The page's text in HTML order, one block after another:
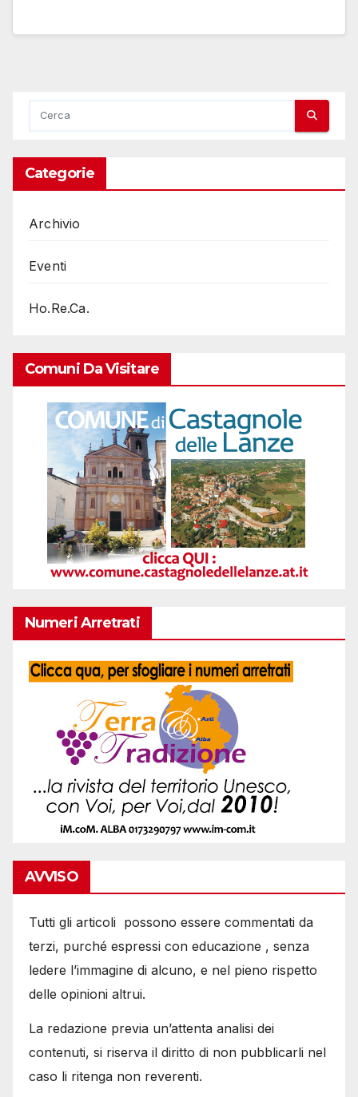
Categorie
Archivio
Eventi
Ho.Re.Ca.
Comuni Da Visitare
Numeri Arretrati
AVVISO
Tutti gli articoli possono essere commentati da
terzi, purché espressi con educazione , senza
ledere l’immagine di alcuno, e nel pieno rispetto
delle opinioni altrui.
La redazione previa un’attenta analisi dei
contenuti, si riserva il diritto di non pubblicarli nel
caso li ritenga non reverenti.